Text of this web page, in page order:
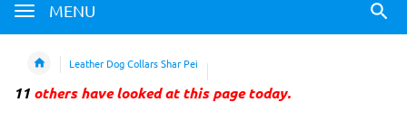
MENU
Leather Dog Collars Shar Pei
11 others have looked at this page today.